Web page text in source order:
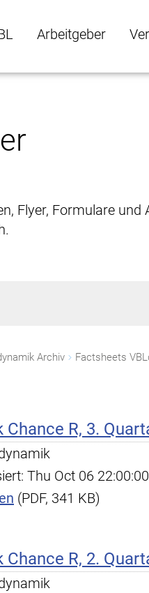
Arbeitgeber
Flyer, Formulare
Archiv Factsheets
Chance R, 3.
Thu Oct 06
(PDF, 341 KB)
Chance R, 2.